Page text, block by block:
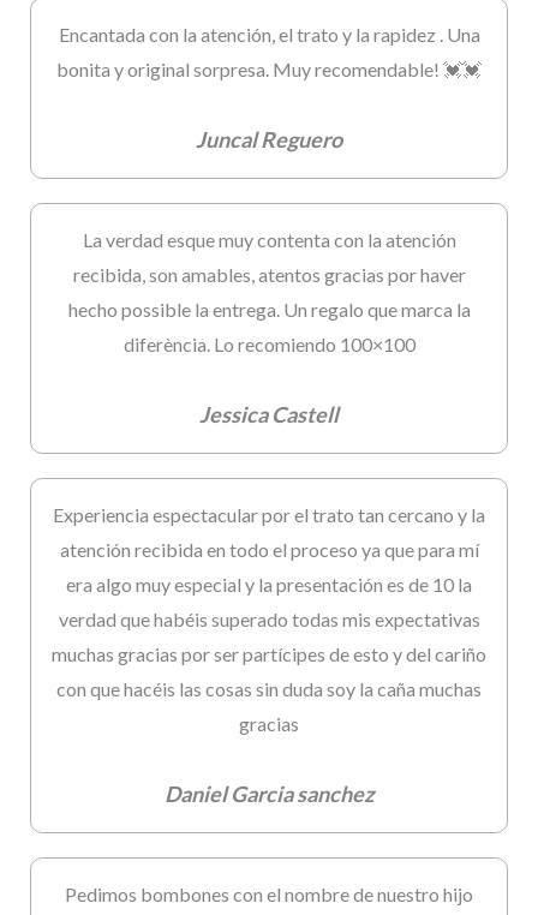
Encantada con la atención, el trato y la rapidez . Una
bonita y original sorpresa. Muy recomendable! 💓💓
Juncal Reguero
La verdad esque muy contenta con la atención
recibida, son amables, atentos gracias por haver
hecho possible la entrega. Un regalo que marca la
diferència. Lo recomiendo 100×100
Jessica Castell
Experiencia espectacular por el trato tan cercano y la
atención recibida en todo el proceso ya que para mí
era algo muy especial y la presentación es de 10 la
verdad que habéis superado todas mis expectativas
muchas gracias por ser partícipes de esto y del cariño
con que hacéis las cosas sin duda soy la caña muchas
gracias
Daniel Garcia sanchez
Pedimos bombones con el nombre de nuestro hijo